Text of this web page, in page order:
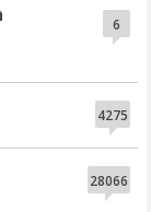
6
4275
28066